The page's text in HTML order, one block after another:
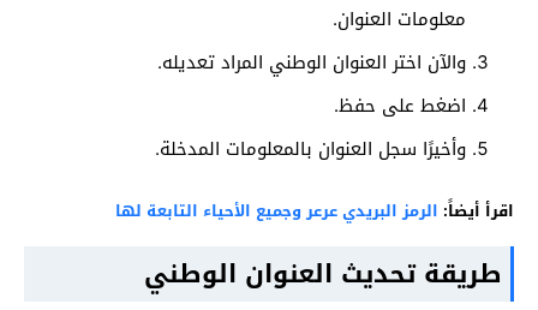
معلومات العنوان.
والآن اختر العنوان الوطني المراد تعديله.
اضغط على حفظ.
وأخيرًا سجل العنوان بالمعلومات المدخلة.
اقرأ أيضاً: الرمز البريدي عرعر وجميع الأحياء التابعة لها
طريقة تحديث العنوان الوطني